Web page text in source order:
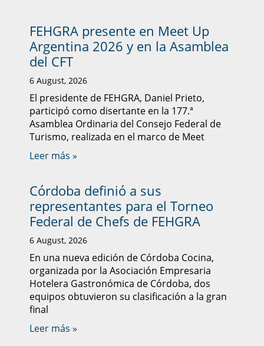
FEHGRA presente en Meet Up
Argentina 2026 y en la Asamblea
del CFT
6 August, 2026
El presidente de FEHGRA, Daniel Prieto,
participó como disertante en la 177.ª
Asamblea Ordinaria del Consejo Federal de
Turismo, realizada en el marco de Meet
Leer más »
Córdoba definió a sus
representantes para el Torneo
Federal de Chefs de FEHGRA
6 August, 2026
En una nueva edición de Córdoba Cocina,
organizada por la Asociación Empresaria
Hotelera Gastronómica de Córdoba, dos
equipos obtuvieron su clasificación a la gran
final
Leer más »